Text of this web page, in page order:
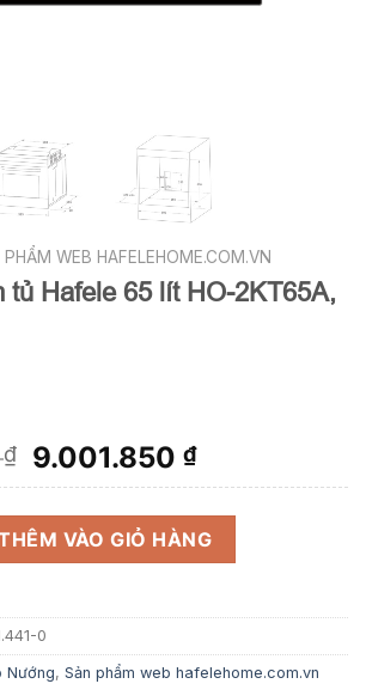
WEB HAFELEHOME.COM.VN
tủ Hafele 65 lít HO-2KT65A,
₫
Giá
gốc
là:
13.849.000 ₫.
9.001.850₫Giá
hiện
tại
là:
9.001.850
65 lít HO-2KT65A, Series 200 số lượng
VÀO GIỎ HÀNG
0
Nướng, Sản phẩm web hafelehome.com.vn